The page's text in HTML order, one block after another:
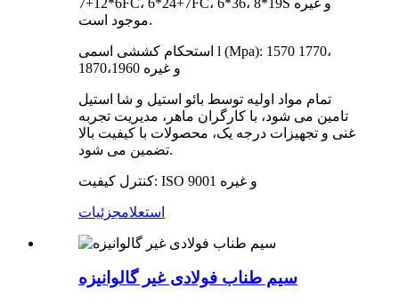
6*12+7FC، 6*24+7FC، 6*36، 8*19S و غیره
موجود است.
استحکام کششی اسمی l (Mpa): 1570 1770،
1870،1960 و غیره
تمام مواد اولیه توسط بائو استیل و شا استیل
تامین می شود، با کارگران ماهر، مدیریت تجربه
غنی و تجهیزات درجه یک، محصولات با کیفیت بالا
تضمین می شود.
کنترل کیفیت: ISO 9001 و غیره
استعلامجزئیات
سیم طناب فولادی غیر گالوانیزه